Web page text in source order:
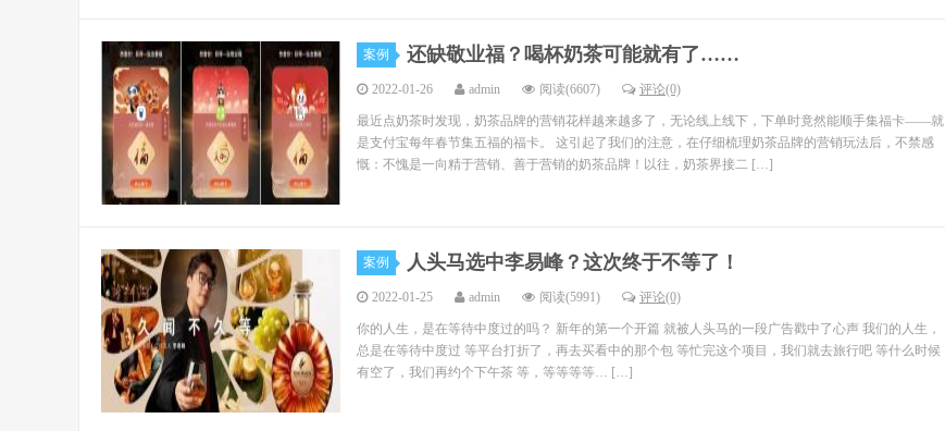
案例 还缺敬业福？喝杯奶茶可能就有了……
2022-01-26 admin 阅读(6607) 评论(0)
最近点奶茶时发现，奶茶品牌的营销花样越来越多了，无论线上线下，下单时竟然能顺手集福卡——就
是支付宝每年春节集五福的福卡。 这引起了我们的注意，在仔细梳理奶茶品牌的营销玩法后，不禁感
慨：不愧是一向精于营销、善于营销的奶茶品牌！以往，奶茶界接二 […]
案例 人头马选中李易峰？这次终于不等了！
2022-01-25 admin 阅读(5991) 评论(0)
你的人生，是在等待中度过的吗？ 新年的第一个开篇 就被人头马的一段广告戳中了心声 我们的人生，
总是在等待中度过 等平台打折了，再去买看中的那个包 等忙完这个项目，我们就去旅行吧 等什么时候
有空了，我们再约个下午茶 等，等等等等… […]